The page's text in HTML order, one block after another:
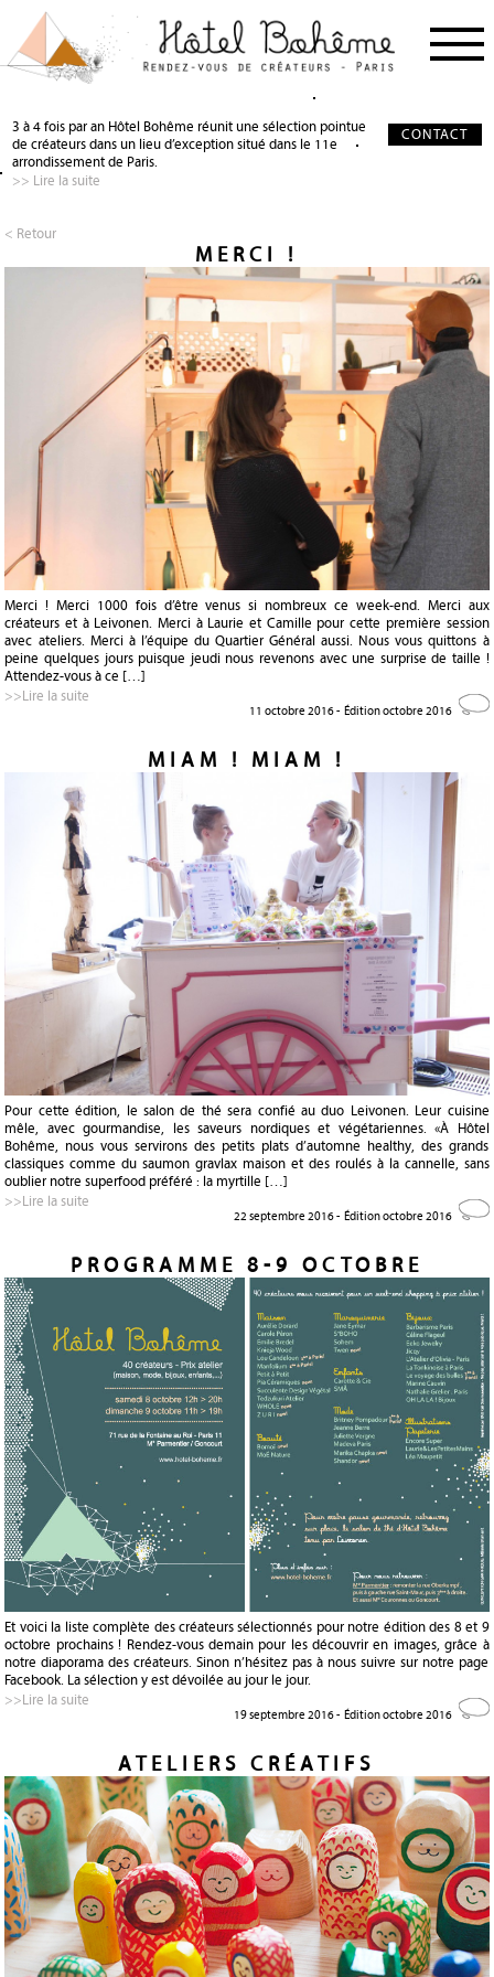
NOS CRÉATEURS
PRESSE
JOURNAL
QUI SOMMES-NOUS ?
SALON DE THÉ
DEVENIR PARTENAIRE
3 à 4 fois par an Hôtel Bohême réunit une sélection pointue
de créateurs dans un lieu d’exception situé dans le 11e
arrondissement de Paris.
>> Lire la suite
CONTACT
< Retour
MERCI !
Merci ! Merci 1000 fois d’être venus si nombreux ce week-end. Merci aux
créateurs et à Leivonen. Merci à Laurie et Camille pour cette première session
avec ateliers. Merci à l’équipe du Quartier Général aussi. Nous vous quittons à
peine quelques jours puisque jeudi nous revenons avec une surprise de taille !
Attendez-vous à ce […]
>>Lire la suite
11 octobre 2016 - Édition octobre 2016
MIAM ! MIAM !
Pour cette édition, le salon de thé sera confié au duo Leivonen. Leur cuisine
mêle, avec gourmandise, les saveurs nordiques et végétariennes. «À Hôtel
Bohême, nous vous servirons des petits plats d’automne healthy, des grands
classiques comme du saumon gravlax maison et des roulés à la cannelle, sans
oublier notre superfood préféré : la myrtille […]
>>Lire la suite
22 septembre 2016 - Édition octobre 2016
PROGRAMME 8-9 OCTOBRE
Et voici la liste complète des créateurs sélectionnés pour notre édition des 8 et 9
octobre prochains ! Rendez-vous demain pour les découvrir en images, grâce à
notre diaporama des créateurs. Sinon n’hésitez pas à nous suivre sur notre page
Facebook. La sélection y est dévoilée au jour le jour.
>>Lire la suite
19 septembre 2016 - Édition octobre 2016
ATELIERS CRÉATIFS